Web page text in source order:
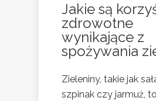
Jakie są
zdrowotne
wynikające z
spożywania
Zieleniny, takie jak
szpinak czy jarmuż,